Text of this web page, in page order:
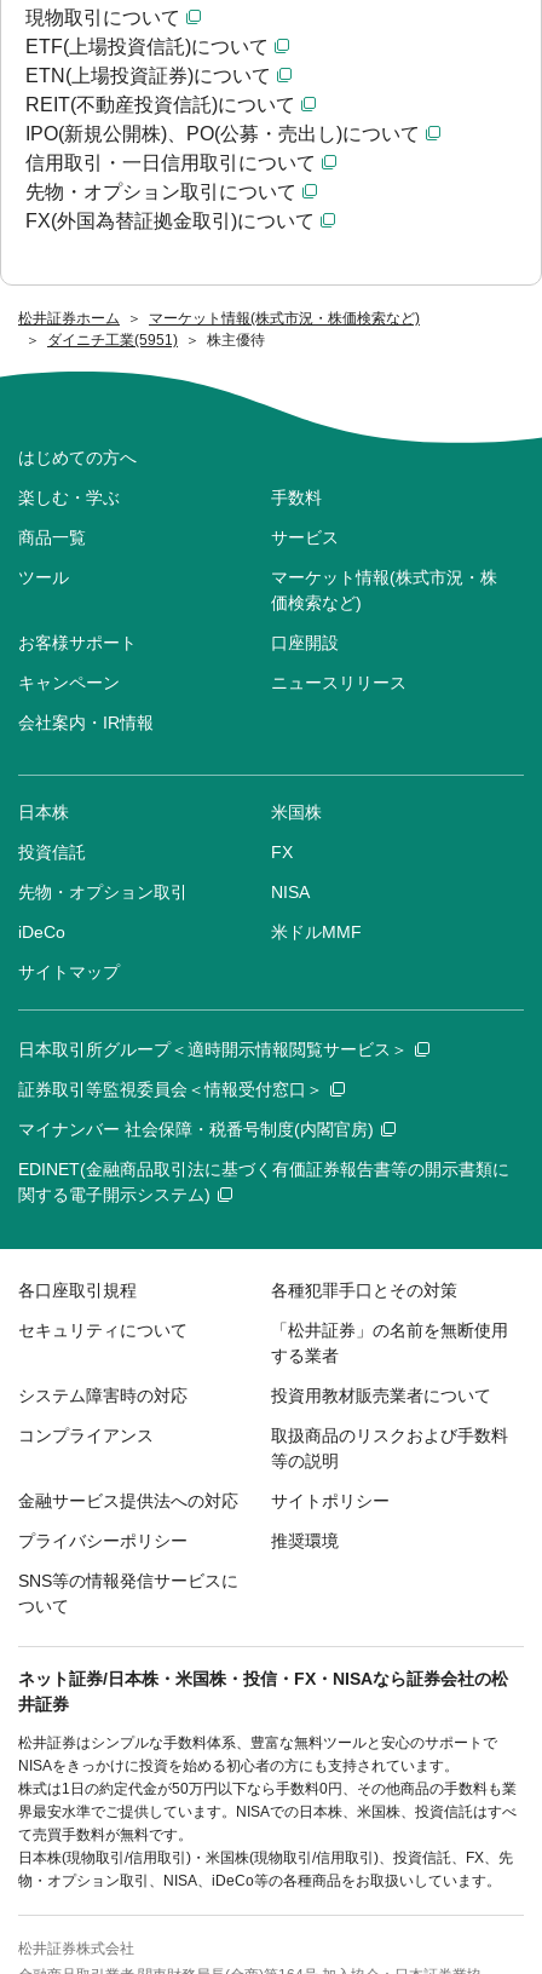
松井証券ホーム
マーケット情報(株式市況・株価検索など)
ダイニチ工業(5951)
株主優待
現物取引について
ETF(上場投資信託)について
ETN(上場投資証券)について
REIT(不動産投資信託)について
IPO(新規公開株)、PO(公募・売出し)について
信用取引・一日信用取引について
先物・オプション取引について
FX(外国為替証拠金取引)について
はじめての方へ
楽しむ・学ぶ 手数料
商品一覧 サービス
ツール
マーケット情報(株式市況・株
価検索など)
お客様サポート 口座開設
キャンペーン ニュースリリース
会社案内・IR情報
日本株 米国株
投資信託 FX
先物・オプション取引 NISA
iDeCo 米ドルMMF
サイトマップ
日本取引所グループ＜適時開示情報閲覧サービス＞
証券取引等監視委員会＜情報受付窓口＞
マイナンバー 社会保障・税番号制度(内閣官房)
EDINET(金融商品取引法に基づく有価証券報告書等の開示書類に
関する電子開示システム)
各口座取引規程 各種犯罪手口とその対策
セキュリティについて
「松井証券」の名前を無断使用
する業者
システム障害時の対応 投資用教材販売業者について
コンプライアンス
取扱商品のリスクおよび手数料
等の説明
金融サービス提供法への対応 サイトポリシー
プライバシーポリシー 推奨環境
SNS等の情報発信サービスに
ついて
ネット証券/日本株・米国株・投信・FX・NISAなら証券会社の松
井証券
松井証券はシンプルな手数料体系、豊富な無料ツールと安心のサポートで
NISAをきっかけに投資を始める初心者の方にも支持されています。
株式は1日の約定代金が50万円以下なら手数料0円、その他商品の手数料も業
界最安水準でご提供しています。NISAでの日本株、米国株、投資信託はすべ
て売買手数料が無料です。
日本株(現物取引/信用取引)・米国株(現物取引/信用取引)、投資信託、FX、先
物・オプション取引、NISA、iDeCo等の各種商品をお取扱いしています。
松井証券株式会社